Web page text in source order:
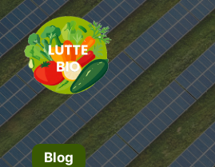
Aller
au
contenu
Blog